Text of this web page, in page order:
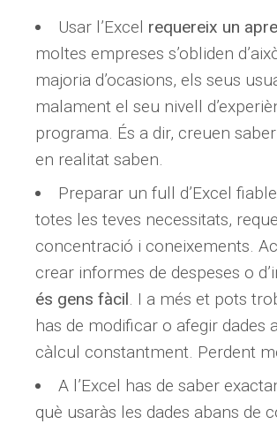
Usar l’Excel requereix un
moltes empreses s’obliden
majoria d’ocasions, els seus
malament el seu nivell
programa. És a dir, creuen
en realitat saben.
Preparar un full d’Excel
totes les teves necessitats,
concentració i coneixements.
crear informes de despeses o
és gens fàcil. I a més et pots
has de modificar o afegir dades
càlcul constantment. Perdent
A l’Excel has de saber
què usaràs les dades abans de